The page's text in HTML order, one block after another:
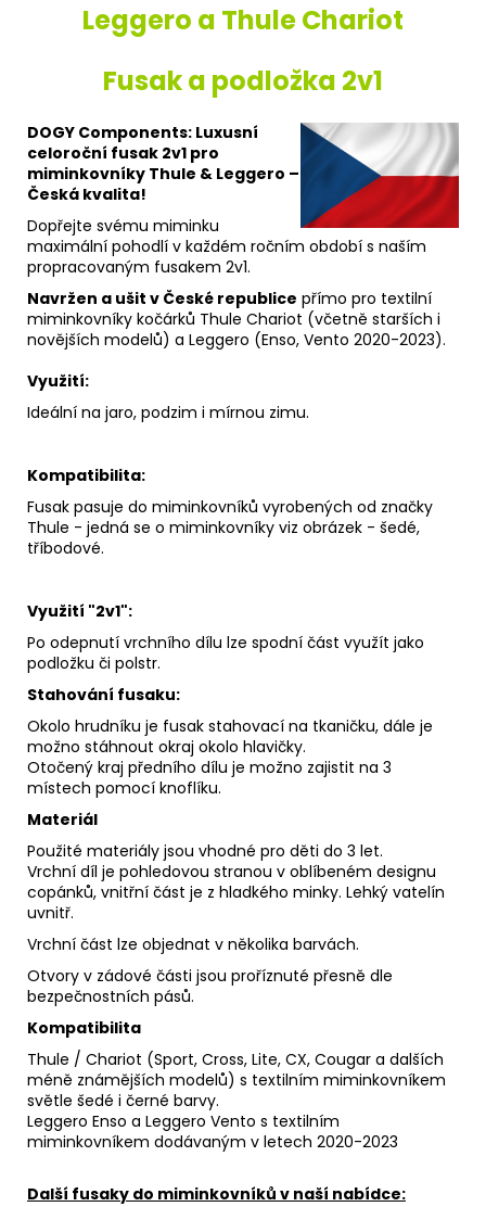
Leggero a Thule Chariot
Fusak a podložka 2v1
DOGY Components: Luxusní
celoroční fusak 2v1 pro
miminkovníky Thule & Leggero –
Česká kvalita!
Dopřejte svému miminku
maximální pohodlí v každém ročním období s naším
propracovaným fusakem 2v1.
Navržen a ušit v České republice přímo pro textilní
miminkovníky kočárků Thule Chariot (včetně starších i
novějších modelů) a Leggero (Enso, Vento 2020-2023).
Využití:
Ideální na jaro, podzim i mírnou zimu.
Kompatibilita:
Fusak pasuje do miminkovníků vyrobených od značky
Thule - jedná se o miminkovníky viz obrázek - šedé,
tříbodové.
Využití "2v1":
Po odepnutí vrchního dílu lze spodní část využít jako
podložku či polstr.
Stahování fusaku:
Okolo hrudníku je fusak stahovací na tkaničku, dále je
možno stáhnout okraj okolo hlavičky.
Otočený kraj předního dílu je možno zajistit na 3
místech pomocí knoflíku.
Materiál
Použité materiály jsou vhodné pro děti do 3 let.
Vrchní díl je pohledovou stranou v oblíbeném designu
copánků, vnitřní část je z hladkého minky. Lehký vatelín
uvnitř.
Vrchní část lze objednat v několika barvách.
Otvory v zádové části jsou proříznuté přesně dle
bezpečnostních pásů.
Kompatibilita
Thule / Chariot (Sport, Cross, Lite, CX, Cougar a dalších
méně známějších modelů) s textilním miminkovníkem
světle šedé i černé barvy.
Leggero Enso a Leggero Vento s textilním
miminkovníkem dodávaným v letech 2020-2023
Další fusaky do miminkovníků v naší nabídce: